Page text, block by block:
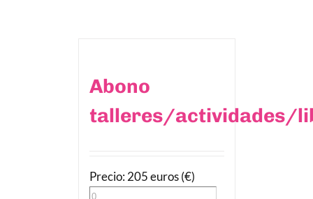
Abono
talleres/actividades/
Precio: 205 euros (€)